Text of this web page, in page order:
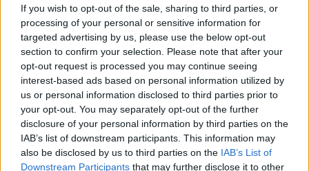
If you wish to opt-out of the sale, sharing to third parties, or
processing of your personal or sensitive information for
targeted advertising by us, please use the below opt-out
section to confirm your selection. Please note that after your
opt-out request is processed you may continue seeing
interest-based ads based on personal information utilized by
us or personal information disclosed to third parties prior to
your opt-out. You may separately opt-out of the further
disclosure of your personal information by third parties on the
IAB’s list of downstream participants. This information may
also be disclosed by us to third parties on the IAB’s List of
Downstream Participants that may further disclose it to other
hornyikanna•2020. július 03.
Az egész világon összesen csak négy olyan ország
van, amelynek nincs önálló környezetvédelmi
minisztériuma: Szaúd-Arábia, Szomália, Tanzánia, ...